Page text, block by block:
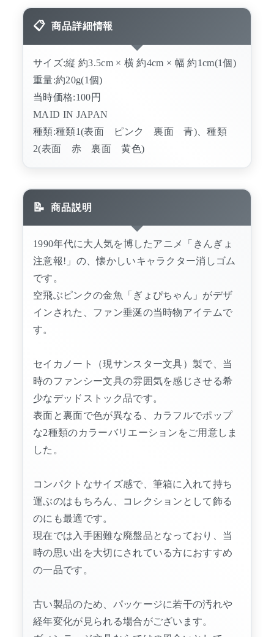
商品詳細情報
サイズ:縦 約3.5cm × 横 約4cm × 幅 約1cm(1個)
重量:約20g(1個)
当時価格:100円
MAID IN JAPAN
種類:種類1(表面 ピンク 裏面 青)、種類
2(表面 赤 裏面 黄色)
商品説明
1990年代に大人気を博したアニメ「きんぎょ
注意報!」の、懐かしいキャラクター消しゴム
です。
空飛ぶピンクの金魚「ぎょぴちゃん」がデザ
インされた、ファン垂涎の当時物アイテムで
す。
セイカノート（現サンスター文具）製で、当
時のファンシー文具の雰囲気を感じさせる希
少なデッドストック品です。
表面と裏面で色が異なる、カラフルでポップ
な2種類のカラーバリエーションをご用意しま
した。
コンパクトなサイズ感で、筆箱に入れて持ち
運ぶのはもちろん、コレクションとして飾る
のにも最適です。
現在では入手困難な廃盤品となっており、当
時の思い出を大切にされている方におすすめ
の一品です。
古い製品のため、パッケージに若干の汚れや
経年変化が見られる場合がございます。